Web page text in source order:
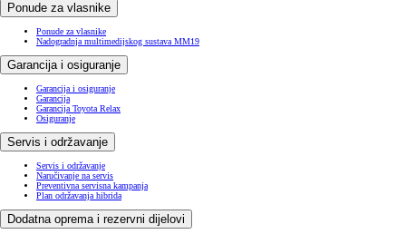
Ponude za vlasnike
Ponude za vlasnike
Nadogradnja multimedijskog sustava MM19
Garancija i osiguranje
Garancija i osiguranje
Garancija
Garancija Toyota Relax
Osiguranje
Servis i održavanje
Servis i održavanje
Naručivanje na servis
Preventivna servisna kampanja
Plan održavanja hibrida
Dodatna oprema i rezervni dijelovi